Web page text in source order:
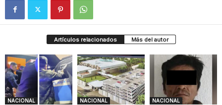
Artículos relacionados Más del autor
NACIONAL NACIONAL NACIONAL